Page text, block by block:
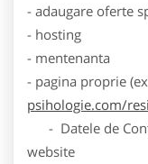
- adaugare oferte
- hosting
- mentenanta
- pagina proprie
psihologie.com/
- Datele de
website